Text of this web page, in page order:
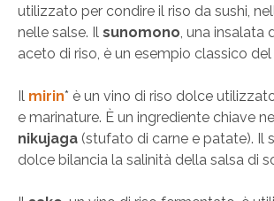
utilizzato per condire il riso da sushi,
nelle salse. Il sunomono, una insalata
aceto di riso, è un esempio classico
Il mirin* è un vino di riso dolce
e marinature. È un ingrediente chiave
nikujaga (stufato di carne e patate). Il
dolce bilancia la salinità della salsa di